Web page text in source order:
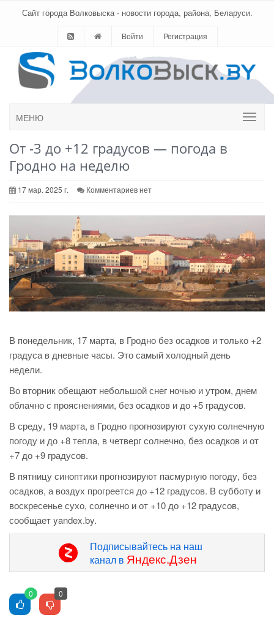
Сайт города Волковыска - новости города, района, Беларуси.
Войти Регистрация
МЕНЮ
От -3 до +12 градусов — погода в
Гродно на неделю
17 мар. 2025 г. Комментариев нет
В понедельник, 17 марта, в Гродно без осадков и только +2
градуса в дневные часы. Это самый холодный день
недели.
Во вторник обещают небольшой снег ночью и утром, днем
облачно с прояснениями, без осадков и до +5 градусов.
В среду, 19 марта, в Гродно прогнозируют сухую солнечную
погоду и до +8 тепла, в четверг солнечно, без осадков и от
+7 до +9 градусов.
В пятницу синоптики прогнозируют пасмурную погоду, без
осадков, а воздух прогреется до +12 градусов. В субботу и
воскресенье сухо, солнечно и от +10 до +12 градусов,
сообщает yandex.by.
Подписывайтесь на наш
канал в Яндекс.Дзен
0 0